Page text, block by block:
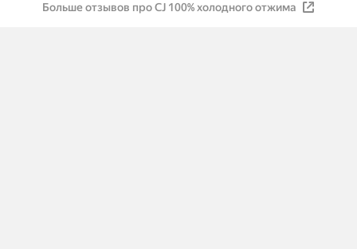
Больше отзывов про CJ 100% холодного отжима